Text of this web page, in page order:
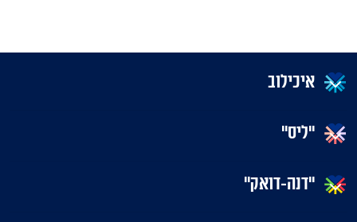
איכילוב
"ליס"
"דנה-דואק"